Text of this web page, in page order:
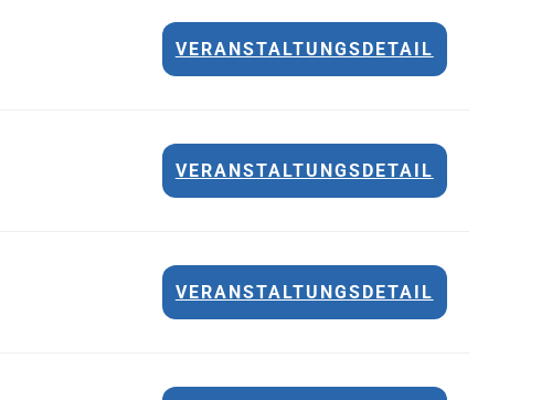
VERANSTALTUNGSDETAIL
VERANSTALTUNGSDETAIL
VERANSTALTUNGSDETAIL